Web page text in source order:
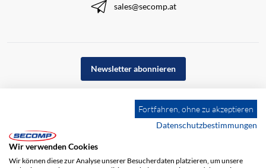
sales@secomp.at
Newsletter abonnieren
Fortfahren, ohne zu akzeptieren
Datenschutzbestimmungen
Wir verwenden Cookies
Wir können diese zur Analyse unserer Besucherdaten platzieren, um unsere